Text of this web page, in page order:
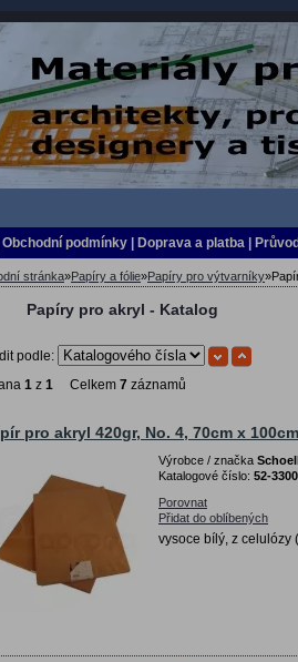
Obchodní podmínky Doprava a platba
stránka»Papíry a fólie»Papíry pro výtvarníky»
Papíry pro akryl - Katalog
podle:
1 z 1 Celkem 7 záznamů
pro akryl 420gr, No. 4, 70cm x 100cm
Výrobce / značka
Katalogové číslo: 52-
Porovnat
Přidat do oblíbených
vysoce bílý, z celulózy